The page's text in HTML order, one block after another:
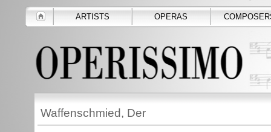
ARTISTS OPERAS
Waffenschmied, Der